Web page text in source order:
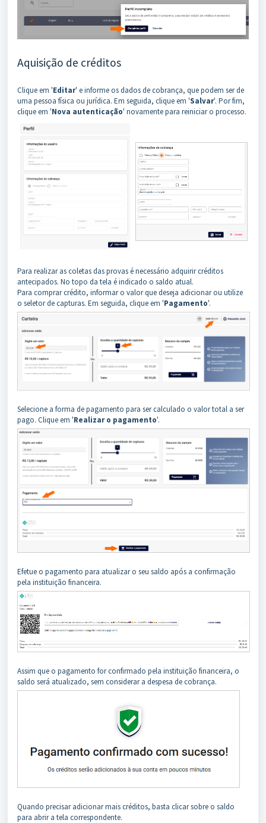
Aquisição de créditos
Clique em 'Editar' e informe os dados de cobrança, que podem ser de
uma pessoa física ou jurídica. Em seguida, clique em 'Salvar'. Por fim,
clique em 'Nova autenticação' novamente para reiniciar o processo.
Para realizar as coletas das provas é necessário adquirir créditos
antecipados. No topo da tela é indicado o saldo atual.
Para comprar crédito, informar o valor que deseja adicionar ou utilize
o seletor de capturas. Em seguida, clique em 'Pagamento'.
Selecione a forma de pagamento para ser calculado o valor total a ser
pago. Clique em 'Realizar o pagamento'.
Efetue o pagamento para atualizar o seu saldo após a confirmação
pela instituição financeira.
Assim que o pagamento for confirmado pela instituição financeira, o
saldo será atualizado, sem considerar a despesa de cobrança.
Quando precisar adicionar mais créditos, basta clicar sobre o saldo
para abrir a tela correspondente.